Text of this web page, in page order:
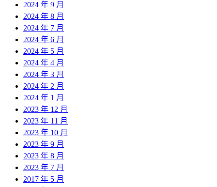
2024 年 9 月
2024 年 8 月
2024 年 7 月
2024 年 6 月
2024 年 5 月
2024 年 4 月
2024 年 3 月
2024 年 2 月
2024 年 1 月
2023 年 12 月
2023 年 11 月
2023 年 10 月
2023 年 9 月
2023 年 8 月
2023 年 7 月
2017 年 5 月